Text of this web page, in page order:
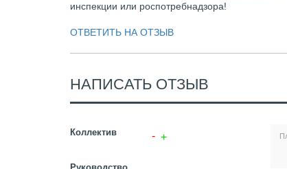
инспекции или роспотребнадзора!
ОТВЕТИТЬ НА ОТЗЫВ
НАПИСАТЬ ОТЗЫВ
Коллектив